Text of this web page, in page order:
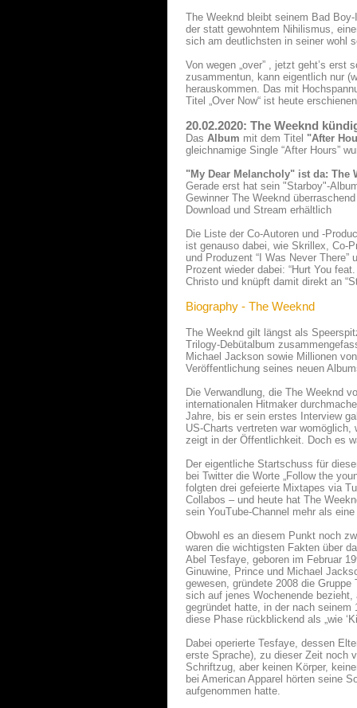
The Weeknd bleibt seinem Bad
der statt gewohntem Nihilismus,
sich am deutlichsten in seiner wohl
Von wegen „over” , jetzt geht’s
zusammentun, kann eigentlich nur
herauskommen. Das mit
Titel „Over Now“ ist heute
20.02.2020: The Weeknd
Das Album mit dem Titel "After
gleichnamige Single “After Hours”
"My Dear Melancholy" ist da: The
Gerade erst hat sein "Starboy"-
Gewinner The Weeknd
Download und Stream erhältlich
Die Liste der Co-Autoren und -
ist genauso dabei, wie Skrillex, Co-
und Produzent “I Was Never
Prozent wieder dabei: “Hurt You
Christo und knüpft damit direkt an
Biography - The Weeknd
The Weeknd gilt längst als
Trilogy-Debütalbum
Michael Jackson sowie Millionen
Veröffentlichung seines neuen
Die Verwandlung, die The Weeknd
internationalen Hitmaker
Jahre, bis er sein erstes Interview
US-Charts vertreten war
zeigt in der Öffentlichkeit. Doch es
Der eigentliche Startschuss für
bei Twitter die Worte „Follow the
folgten drei gefeierte Mixtapes via
Collabos – und heute hat The
sein YouTube-Channel mehr als
Obwohl es an diesem Punkt noch
waren die wichtigsten Fakten über
Abel Tesfaye, geboren im Februar
Ginuwine, Prince und Michael
gewesen, gründete 2008 die
sich auf jenes Wochenende
gegründet hatte, in der nach
diese Phase rückblickend als „wie
Dabei operierte Tesfaye, dessen
erste Sprache), zu dieser Zeit noch
Schriftzug, aber keinen Körper,
bei American Apparel hörten seine
aufgenommen hatte.